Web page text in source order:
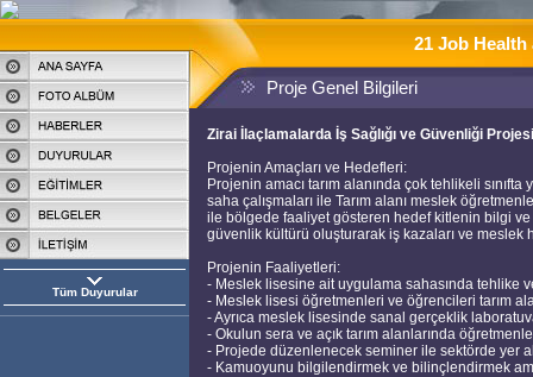
Tüm Duyurular
21 Job
Proje Genel Bilgileri
Zirai İlaçlamalarda İş Sağlığı ve Güvenliği Projesi
Projenin Amaçları ve Hedefleri:
Projenin amacı tarım alanında çok tehlikeli
saha çalışmaları ile Tarım alanı meslek
ile bölgede faaliyet gösteren hedef kitlenin bilgi
güvenlik kültürü oluşturarak iş kazaları ve meslek
Projenin Faaliyetleri:
- Meslek lisesine ait uygulama sahasında tehlike
- Meslek lisesi öğretmenleri ve öğrencileri tarım
- Ayrıca meslek lisesinde sanal gerçeklik
- Okulun sera ve açık tarım alanlarında
- Projede düzenlenecek seminer ile sektörde yer
- Kamuoyunu bilgilendirmek ve bilinçlendirmek